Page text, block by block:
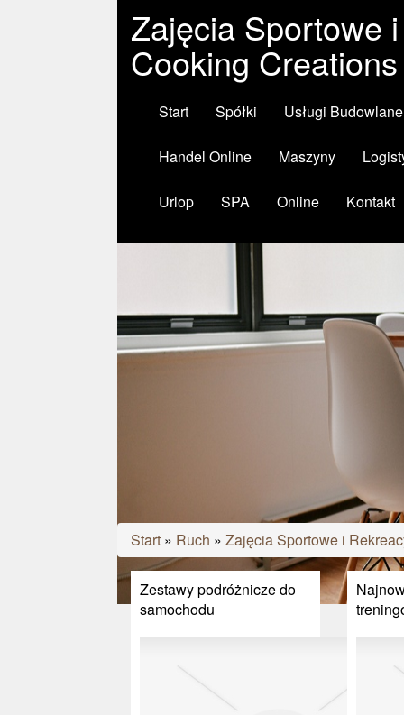
Zajęcia Sportowe
Cooking Creations
Start Spółki Usługi Budowlane
Handel Online Maszyny
Urlop SPA Online Kontakt
Start » Ruch » Zajęcia Sportowe i
Zestawy podróżnicze do
samochodu